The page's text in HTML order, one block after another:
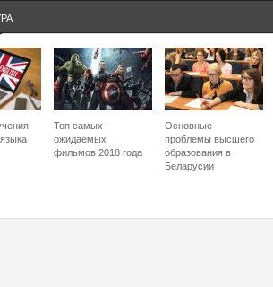
Топ самых
ожидаемых
фильмов 2018 года
Основные
проблемы высшего
образования в
Беларусии